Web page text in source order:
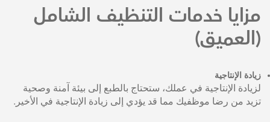
مزايا خدمات التنظيف الشامل
(العميق)
زيادة الإنتاجية
لزيادة الإنتاجية في عملك، ستحتاج بالطبع إلى بيئة آمنة وصحية
تزيد من رضا موظفيك مما قد يؤدي إلى زيادة الإنتاجية في الأخير.